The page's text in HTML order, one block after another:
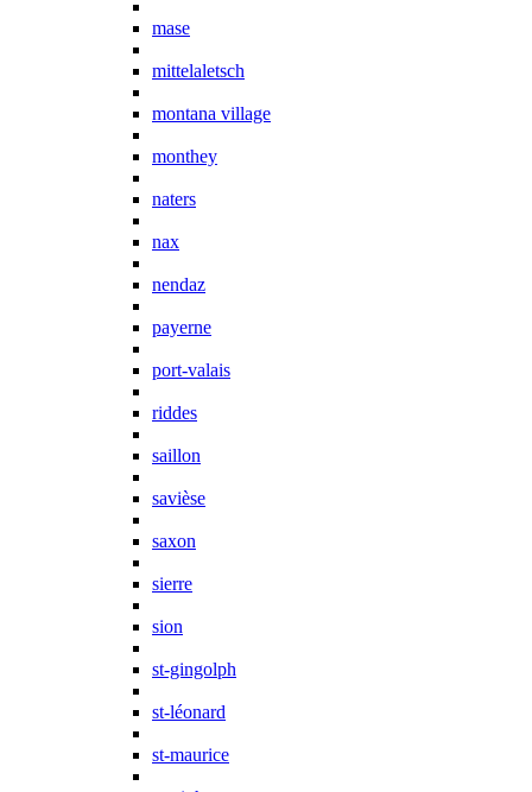
mase
mittelaletsch
montana village
monthey
naters
nax
nendaz
payerne
port-valais
riddes
saillon
savièse
saxon
sierre
sion
st-gingolph
st-léonard
st-maurice